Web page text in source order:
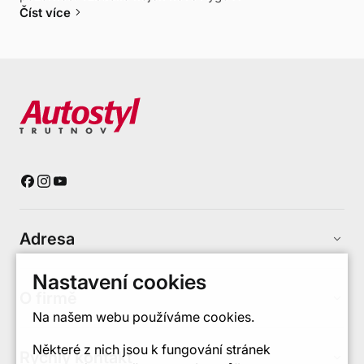
Číst více keyboard_arrow_right
Adresa keyboard_arrow_up
Rychlý kontakt
Nastavení cookies
Na našem webu používáme cookies.
Některé z nich jsou k fungování stránek